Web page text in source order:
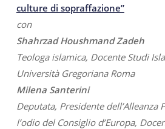
culture di sopraffazione”
con
Shahrzad Houshmand Zadeh
Teologa islamica, Docente Studi
Università Gregoriana Roma
Milena Santerini
Deputata, Presidente dell’Alleanza
l’odio del Consiglio d’Europa,